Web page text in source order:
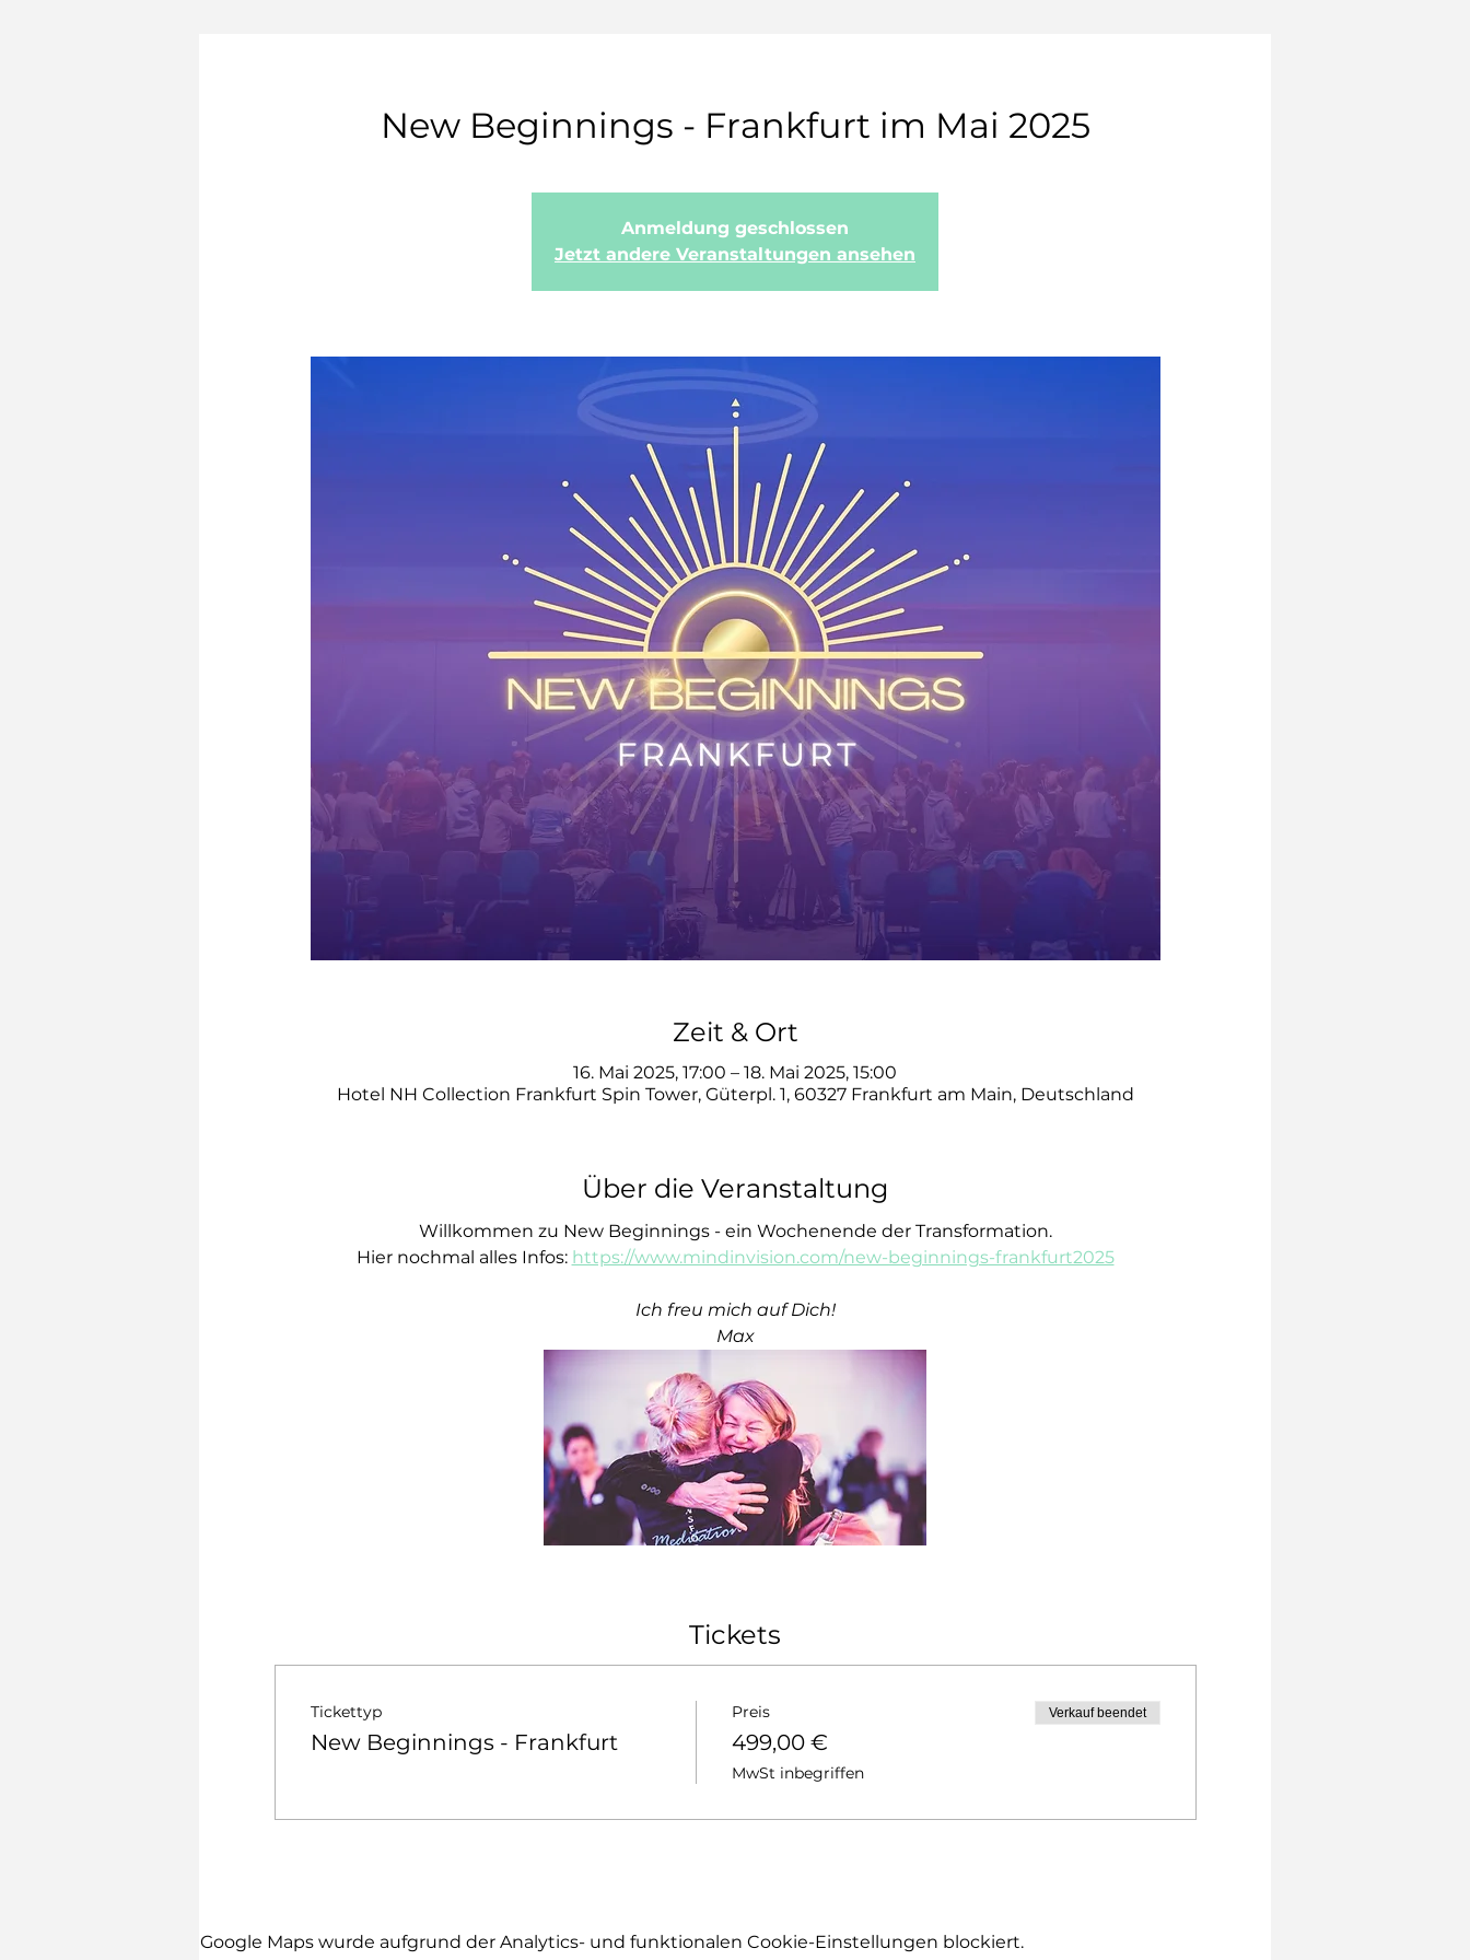
New Beginnings - Frankfurt im Mai 2025
Anmeldung geschlossen
Jetzt andere Veranstaltungen ansehen
Zeit & Ort
16. Mai 2025, 17:00 – 18. Mai 2025, 15:00
Hotel NH Collection Frankfurt Spin Tower, Güterpl. 1, 60327 Frankfurt am Main, Deutschland
Über die Veranstaltung
Willkommen zu New Beginnings - ein Wochenende der Transformation.
Hier nochmal alles Infos: https://www.mindinvision.com/new-beginnings-frankfurt2025
Ich freu mich auf Dich!
Max
Tickets
Tickettyp
New Beginnings - Frankfurt
Preis
499,00 €
MwSt inbegriffen
Verkauf beendet
Google Maps wurde aufgrund der Analytics- und funktionalen Cookie-Einstellungen blockiert.